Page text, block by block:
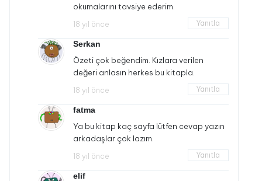
okumalarını tavsiye ederim.
18 yıl önce Yanıtla
Serkan
Özeti çok beğendim. Kızlara verilen
değeri anlasın herkes bu kitapla.
18 yıl önce Yanıtla
fatma
Ya bu kitap kaç sayfa lütfen cevap yazın
arkadaşlar çok lazım.
18 yıl önce Yanıtla
elif